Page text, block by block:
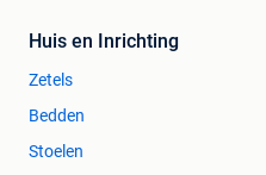
Huis en Inrichting
Zetels
Bedden
Stoelen